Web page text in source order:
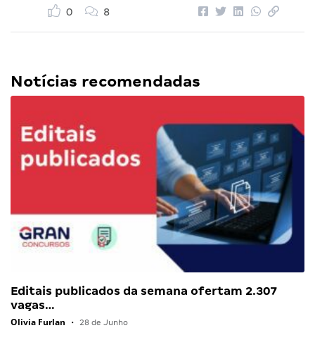
0 8
Notícias recomendadas
Editais publicados da semana ofertam 2.307
vagas…
Olivia Furlan • 28 de Junho